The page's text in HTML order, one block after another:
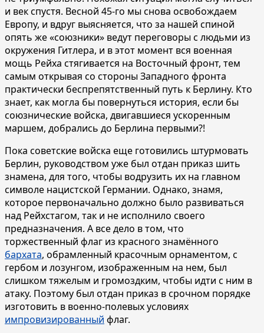
и век спустя. Весной 45-го мы снова освобождаем
Европу, и вдруг выясняется, что за нашей спиной
опять же «союзники» ведут переговоры с людьми из
окружения Гитлера, и в этот момент вся военная
мощь Рейха стягивается на Восточный фронт, тем
самым открывая со стороны Западного фронта
практически беспрепятственный путь к Берлину. Кто
знает, как могла бы повернуться история, если бы
союзнические войска, двигавшиеся ускоренным
маршем, добрались до Берлина первыми?!
Пока советские войска еще готовились штурмовать
Берлин, руководством уже был отдан приказ шить
знамена, для того, чтобы водрузить их на главном
символе нацистской Германии. Однако, знамя,
которое первоначально должно было развиваться
над Рейхстагом, так и не исполнило своего
предназначения. А все дело в том, что
торжественный флаг из красного знамённого
бархата, обрамленный красочным орнаментом, с
гербом и лозунгом, изображенным на нем, был
слишком тяжелым и громоздким, чтобы идти с ним в
атаку. Поэтому был отдан приказ в срочном порядке
изготовить в военно-полевых условиях
импровизированный флаг.